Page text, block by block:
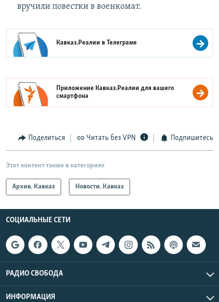
вручили повестки в военкомат.
Кавказ.Реалии вТелеграме
Приложение Кавказ.Реалии для вашего
смартфона
Поделиться Читать без VPN Подпишитесь
Этот контент также в категориях
Архив. Кавказ Новости. Кавказ
СОЦИАЛЬНЫЕ СЕТИ
РАДИО СВОБОДА
ИНФОРМАЦИЯ